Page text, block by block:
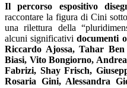
Il percorso espositivo
raccontare la figura di Cini
una rilettura della
alcuni significatividocumenti
Riccardo Ajossa, Tahar
Biasi, Vito Bongiorno,
Fabrizi, Shay Frisch,
Rosaria Gini, Alessandra